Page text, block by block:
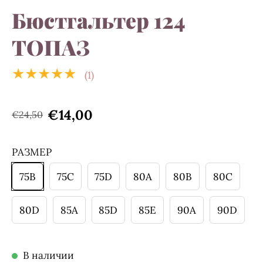
Бюстгальтер 124
ТОПАЗ
★★★★★ (1)
€24,50 €14,00
РАЗМЕР
75B
75C 75D 80A 80B 80C
80D 85A 85D 85E 90A 90D
В наличии